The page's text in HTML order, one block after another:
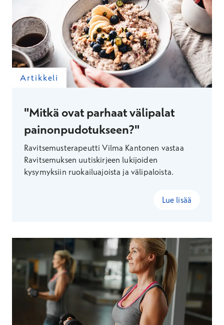
Artikkeli
"Mitkä ovat parhaat välipalat
painonpudotukseen?"
Ravitsemusterapeutti Vilma Kantonen vastaa
Ravitsemuksen uutiskirjeen lukijoiden
kysymyksiin ruokailuajoista ja välipaloista.
Lue lisää